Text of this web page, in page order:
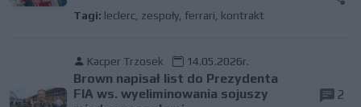
Tagi: leclerc, zespoły, ferrari kontrakt
Kacper Trzosek 14.05.2026r.
Brown napisał list do Prezydenta
FIA ws. wyeliminowania sojuszy
2